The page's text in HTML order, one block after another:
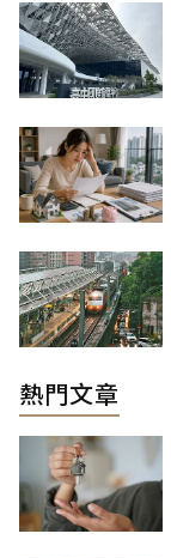
熱門文章